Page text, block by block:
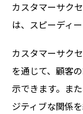
カスタマーサク
は、スピーディ
カスタマーサク
を通じて、顧客
示できます。ま
ジティブな関係